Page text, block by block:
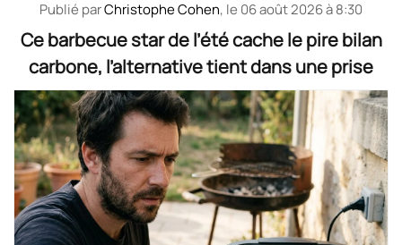
Publié parChristophe Cohen, le 06 août 2026 à 8:30
Ce barbecue star de l’été cache le pire bilan
carbone, l’alternative tient dans une prise